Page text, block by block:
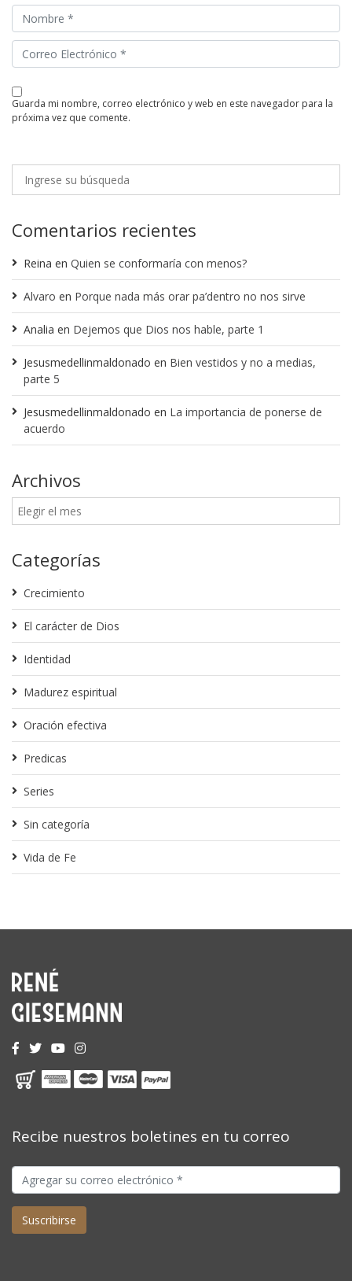
guarda mi nombre, correo electrónico y web en este navegador para la
próxima vez que comente.
Comentarios recientes
Reina en Quien se conformaría con menos?
Alvaro en Porque nada más orar pa’dentro no nos sirve
Analia en Dejemos que Dios nos hable, parte 1
Jesusmedellinmaldonado en Bien vestidos y no a medias,
parte 5
Jesusmedellinmaldonado en La importancia de ponerse de
acuerdo
Archivos
Categorías
Crecimiento
El carácter de Dios
Identidad
Madurez espiritual
Oración efectiva
Predicas
Series
Sin categoría
Vida de Fe
Recibe nuestros boletines en tu correo